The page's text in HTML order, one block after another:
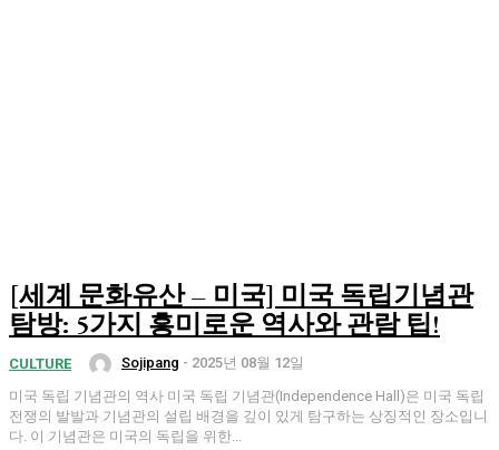
[세계 문화유산 – 미국] 미국 독립기념관
탐방: 5가지 흥미로운 역사와 관람 팁!
CULTURE Sojipang - 2025년 08월 12일
미국 독립 기념관의 역사 미국 독립 기념관(Independence Hall)은 미국 독립
전쟁의 발발과 기념관의 설립 배경을 깊이 있게 탐구하는 상징적인 장소입니
다. 이 기념관은 미국의 독립을 위한...